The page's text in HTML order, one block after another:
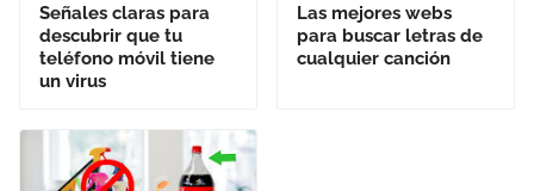
Señales claras para
descubrir que tu
teléfono móvil tiene
un virus
Las mejores webs
para buscar letras de
cualquier canción